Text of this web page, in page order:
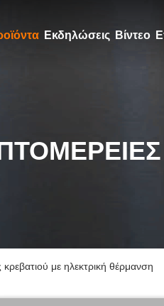
Εκδηλώσεις Βίντεο
με ηλεκτρική θέρμανση